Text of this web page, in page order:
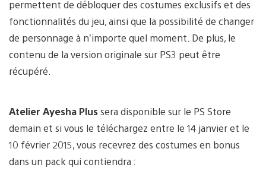
permettent de débloquer des costumes exclusifs et des
fonctionnalités du jeu, ainsi que la possibilité de changer
de personnage à n’importe quel moment. De plus, le
contenu de la version originale sur PS3 peut être
récupéré.
Atelier Ayesha Plussera disponible sur le PS Store
demain et si vous le téléchargez entre le 14 janvier et le
10 février 2015, vous recevrez des costumes en bonus
dans un pack qui contiendra :